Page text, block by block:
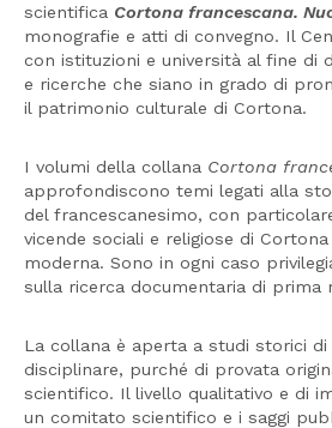
scientifica Cortona francescana.
monografie e atti di convegno. Il
con istituzioni e università al fine di
e ricerche che siano in grado di
il patrimonio culturale di Cortona.
I volumi della collana Cortona
approfondiscono temi legati alla
del francescanesimo, con
vicende sociali e religiose di
moderna. Sono in ogni caso
sulla ricerca documentaria di prima
La collana è aperta a studi storici
disciplinare, purché di provata
scientifico. Il livello qualitativo e di
un comitato scientifico e i saggi